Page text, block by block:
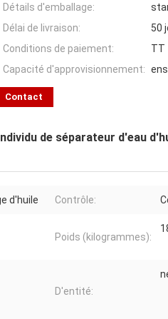
Détails d'emballage:
Délai de livraison:
50
Conditions de paiement:
TT
Capacité d'approvisionnement:
Contact
de séparateur d'eau
d'huile Contrôle:
Poids (kilogrammes):
D'entité: